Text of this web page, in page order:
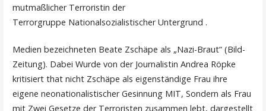
mutmaßlicher Terroristin der
Terrorgruppe Nationalsozialistischer Untergrund .
Medien bezeichneten Beate Zschäpe als „Nazi-Braut“ (Bild-
Zeitung). Dabei Wurde von der Journalistin Andrea Röpke
kritisiert that nicht Zschäpe als eigenständige Frau ihre
eigene neonationalistischer Gesinnung MIT, Sondern als Frau
mit Zwei Gesetze der Terroristen zusammen lebt, dargestellt